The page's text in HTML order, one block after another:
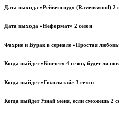
Дата выхода «Рейвенсвуд» (Ravenswood) 2
Дата выхода «Неформат» 2 сезон
Фахрие и Бурак в сериале «Простая
Когда выйдет «Ковчег» 4 сезон, будет ли
Когда выйдет «Гюльчатай» 3 сезон
Когда выйдет Узнай меня, если сможешь 2